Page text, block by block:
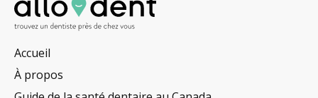
Accueil
À propos